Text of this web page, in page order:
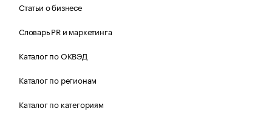
Статьи о бизнесе
Словарь PR и маркетинга
Каталог по ОКВЭД
Каталог по регионам
Каталог по категориям